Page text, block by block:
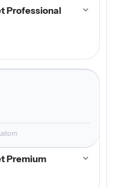
Professional
Premium